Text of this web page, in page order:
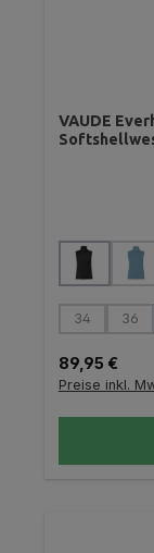
VAUDE
Farbe
Größe
34
(Diese
36
Regulärer
89,95 €
Preise inkl.